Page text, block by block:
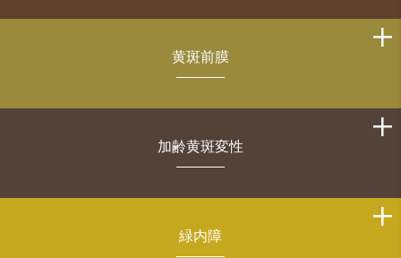
黄斑前膜
加齢黄斑変性
緑内障